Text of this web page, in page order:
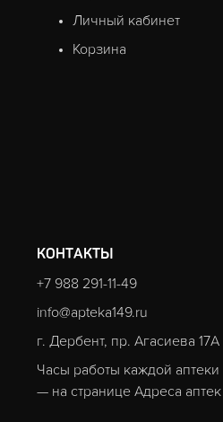
Личный кабинет
Корзина
КОНТАКТЫ
+7 988 291-11-49
info@apteka149.ru
г. Дербент, пр. Агасиева 17А
Часы работы каждой аптеки
— на странице Адреса аптек